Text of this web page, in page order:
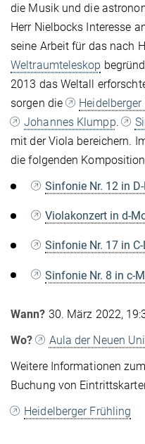
die Musik und die
Herr Nielbocks Interesse
seine Arbeit für das nach
Weltraumteleskop
2013 das Weltall
sorgen die
Johannes Klumpp.
mit der Viola bereichern.
die folgenden
Sinfonie Nr. 12 in
Violakonzert in d-
Sinfonie Nr. 17 in
Sinfonie Nr. 8 in c-
Wann? 30. März 2022,
Wo?
Aula der Neuen
Weitere Informationen
Buchung von
Heidelberger Frühling